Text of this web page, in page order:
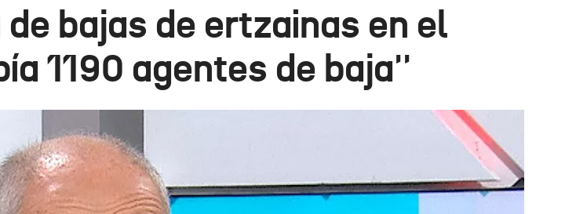
bajas de ertzainas en el
1190 agentes de baja''